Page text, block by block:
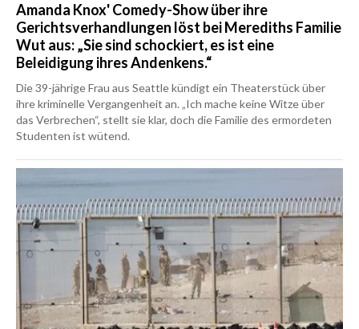
Amanda Knox' Comedy-Show über ihre
Gerichtsverhandlungen löst bei Merediths Familie
Wut aus: „Sie sind schockiert, es ist eine
Beleidigung ihres Andenkens.“
Die 39-jährige Frau aus Seattle kündigt ein Theaterstück über
ihre kriminelle Vergangenheit an. „Ich mache keine Witze über
das Verbrechen“, stellt sie klar, doch die Familie des ermordeten
Studenten ist wütend.